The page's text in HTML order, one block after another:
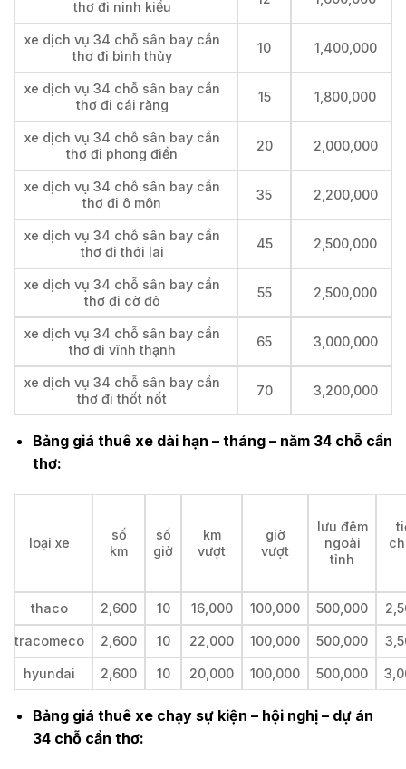
thơ đi ninh kiều
xe dịch vụ 34 chỗ sân bay cần
thơ đi bình thủy
10 1,400,000
xe dịch vụ 34 chỗ sân bay cần
thơ đi cái răng
15 1,800,000
xe dịch vụ 34 chỗ sân bay cần
thơ đi phong điền
20 2,000,000
xe dịch vụ 34 chỗ sân bay cần
thơ đi ô môn
35 2,200,000
xe dịch vụ 34 chỗ sân bay cần
thơ đi thới lai
45 2,500,000
xe dịch vụ 34 chỗ sân bay cần
thơ đi cờ đỏ
55 2,500,000
xe dịch vụ 34 chỗ sân bay cần
thơ đi vĩnh thạnh
65 3,000,000
xe dịch vụ 34 chỗ sân bay cần
thơ đi thốt nốt
70 3,200,000
Bảng giá thuê xe dài hạn – tháng – năm 34 chỗ cần
thơ:
loại xe
số
km
số
giờ
km
vượt
giờ
vượt
lưu đêm
ngoài
tỉnh
thaco 2,600 10 16,000 100,000 500,000
tracomeco 2,600 10 22,000 100,000 500,000
hyundai 2,600 10 20,000 100,000 500,000
Bảng giá thuê xe chạy sự kiện – hội nghị – dự án
34 chỗ cần thơ: